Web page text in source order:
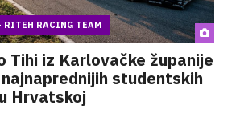
RITEH RACING TEAM
Tihi iz Karlovačke županije
studentskih
Hrvatskoj